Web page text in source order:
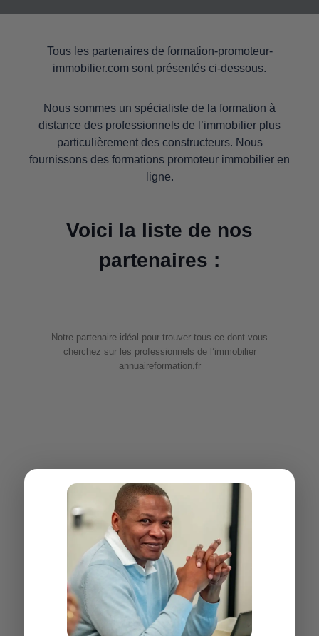
Tous les partenaires de formation-promoteur-
immobilier.com sont présentés ci-dessous.
Nous sommes un spécialiste de la formation à
distance des professionnels de l’immobilier plus
particulièrement des constructeurs. Nous
fournissons des formations promoteur immobilier en
ligne.
Voici la liste de nos
partenaires :
Notre partenaire idéal pour trouver tous ce dont vous
cherchez sur les professionnels de l’immobilier
annuaireformation.fr